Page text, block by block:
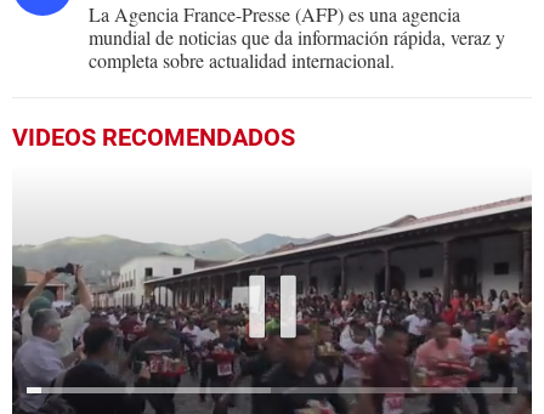
La Agencia France-Presse (AFP) es una agencia
mundial de noticias que da información rápida, veraz y
completa sobre actualidad internacional.
VIDEOS RECOMENDADOS